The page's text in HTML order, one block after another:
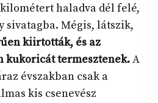
haladva dél felé,
sivatagba. Mégis, látszik,
kiirtották, és az
kukoricát termesztenek.A
évszakban csak a
kis csenevész